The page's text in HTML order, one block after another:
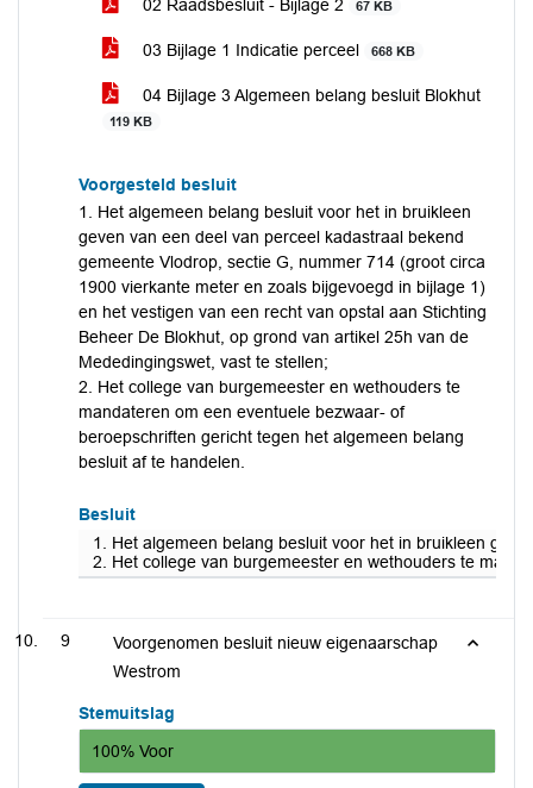
02 Raadsbesluit - Bijlage 2 67 KB
03 Bijlage 1 Indicatie perceel 668 KB
04 Bijlage 3 Algemeen belang besluit Blokhut
119 KB
Voorgesteld besluit
1. Het algemeen belang besluit voor het in bruikleen
geven van een deel van perceel kadastraal bekend
gemeente Vlodrop, sectie G, nummer 714 (groot circa
1900 vierkante meter en zoals bijgevoegd in bijlage 1)
en het vestigen van een recht van opstal aan Stichting
Beheer De Blokhut, op grond van artikel 25h van de
Mededingingswet, vast te stellen;
2. Het college van burgemeester en wethouders te
mandateren om een eventuele bezwaar- of
beroepschriften gericht tegen het algemeen belang
besluit af te handelen.
Besluit
1. Het algemeen belang besluit voor het in bruikleen
2. Het college van burgemeester en wethouders te
9
Voorgenomen besluit nieuw eigenaarschap
Westrom
Stemuitslag
100% Voor